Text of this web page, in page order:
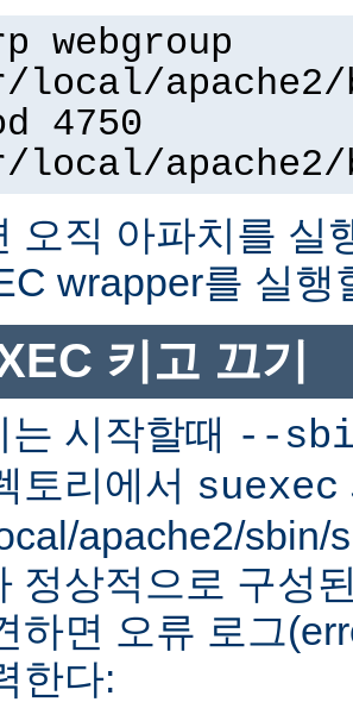
webgroup
local/apache2/
4750
local/apache2/
오직 아파치를 실
wrapper를 실행
키고 끄기
는 시작할때 --
토리에서 suexec
apache2/sbin/
정상적으로 구성
하면 오류 로그
한다: